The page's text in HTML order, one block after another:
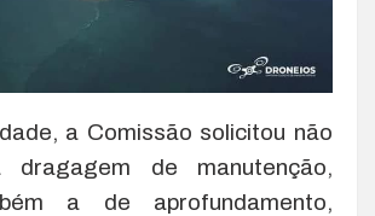
a Comissão solicitou não
dragagem de manutenção,
a de aprofundamento,